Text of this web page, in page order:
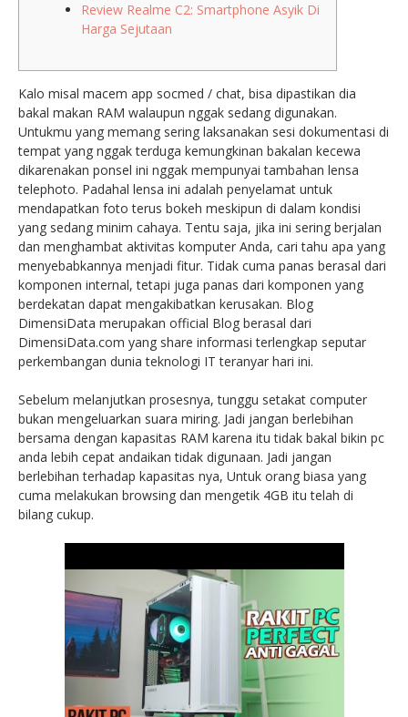
Review Realme C2: Smartphone Asyik Di
Harga Sejutaan
Kalo misal macem app socmed / chat, bisa dipastikan dia
bakal makan RAM walaupun nggak sedang digunakan.
Untukmu yang memang sering laksanakan sesi dokumentasi di
tempat yang nggak terduga kemungkinan bakalan kecewa
dikarenakan ponsel ini nggak mempunyai tambahan lensa
telephoto. Padahal lensa ini adalah penyelamat untuk
mendapatkan foto terus bokeh meskipun di dalam kondisi
yang sedang minim cahaya. Tentu saja, jika ini sering berjalan
dan menghambat aktivitas komputer Anda, cari tahu apa yang
menyebabkannya menjadi fitur. Tidak cuma panas berasal dari
komponen internal, tetapi juga panas dari komponen yang
berdekatan dapat mengakibatkan kerusakan. Blog
DimensiData merupakan official Blog berasal dari
DimensiData.com yang share informasi terlengkap seputar
perkembangan dunia teknologi IT teranyar hari ini.
Sebelum melanjutkan prosesnya, tunggu setakat computer
bukan mengeluarkan suara miring. Jadi jangan berlebihan
bersama dengan kapasitas RAM karena itu tidak bakal bikin pc
anda lebih cepat andaikan tidak digunaan. Jadi jangan
berlebihan terhadap kapasitas nya, Untuk orang biasa yang
cuma melakukan browsing dan mengetik 4GB itu telah di
bilang cukup.